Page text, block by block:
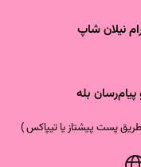
نیلان شاپ
پست پیشتاز یا تیپاکس )